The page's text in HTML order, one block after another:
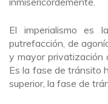
El imperialismo es
putrefacción, de
y mayor privatización
Es la fase de tránsito
superior, la fase de